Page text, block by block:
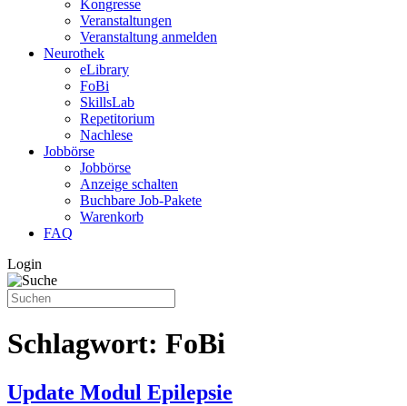
Kongresse
Veranstaltungen
Veranstaltung anmelden
Neurothek
eLibrary
FoBi
SkillsLab
Repetitorium
Nachlese
Jobbörse
Jobbörse
Anzeige schalten
Buchbare Job-Pakete
Warenkorb
FAQ
Login
Schlagwort: FoBi
Update Modul Epilepsie